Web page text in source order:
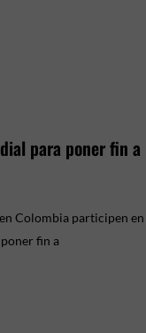
para poner fin a
Colombia participen en
fin a